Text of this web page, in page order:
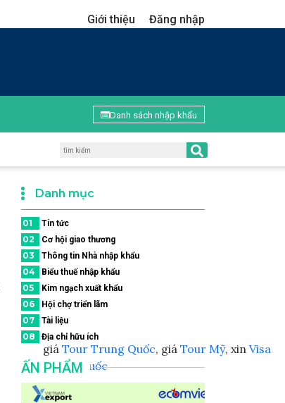
Giới thiệu Đăng nhập
Danh sách nhập khẩu
giá Tour Trung Quốc, giá Tour Mỹ, xin Visa
Trung Quốc
Danh mục
01 Tin tức
02 Cơ hội giao thương
03 Thông tin Nhà nhập khẩu
04 Biểu thuế nhập khẩu
05 Kim ngạch xuất khẩu
06 Hội chợ triển lãm
07 Tài liệu
08 Địa chỉ hữu ích
ẤN PHẨM